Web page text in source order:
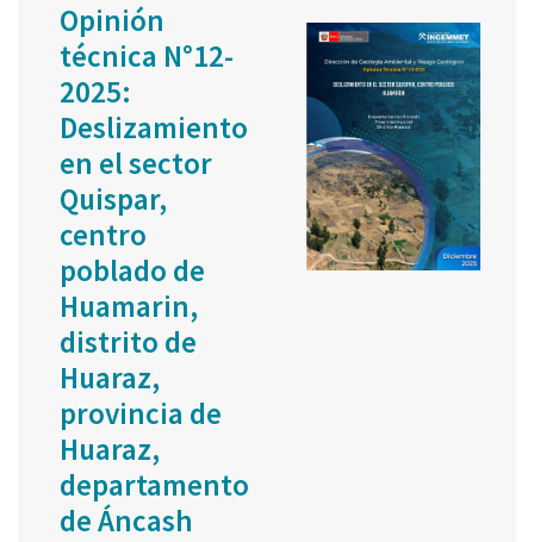
Opinión
técnica N°12-
2025:
Deslizamiento
en el sector
Quispar,
centro
poblado de
Huamarin,
distrito de
Huaraz,
provincia de
Huaraz,
departamento
de Áncash